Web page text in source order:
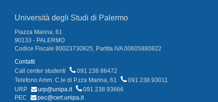
Università degli Studi di Palermo
Piazza Marina, 61
90133 - PALERMO
Codice Fiscale 80023730825, Partita IVA 00605880822
Contatti
Call center studenti
091 238 86472
Telefono Amm. C.le di P.zza Marina, 61
091 238 93011
URP
urp@unipa.it
091 238 93666
PEC
pec@cert.unipa.it